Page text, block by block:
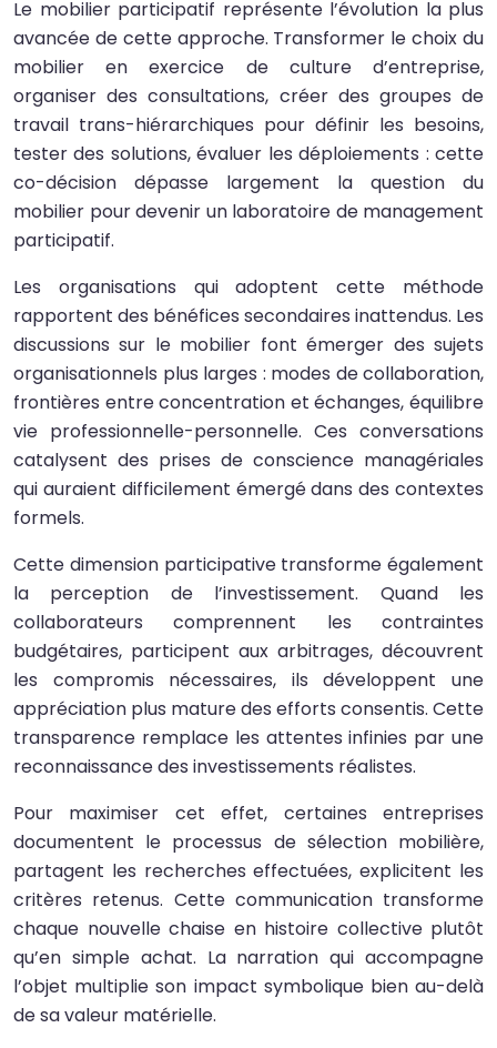
Le mobilier participatif représente l’évolution la plus
avancée de cette approche. Transformer le choix du
mobilier en exercice de culture d’entreprise,
organiser des consultations, créer des groupes de
travail trans-hiérarchiques pour définir les besoins,
tester des solutions, évaluer les déploiements : cette
co-décision dépasse largement la question du
mobilier pour devenir un laboratoire de management
participatif.
Les organisations qui adoptent cette méthode
rapportent des bénéfices secondaires inattendus. Les
discussions sur le mobilier font émerger des sujets
organisationnels plus larges : modes de collaboration,
frontières entre concentration et échanges, équilibre
vie professionnelle-personnelle. Ces conversations
catalysent des prises de conscience managériales
qui auraient difficilement émergé dans des contextes
formels.
Cette dimension participative transforme également
la perception de l’investissement. Quand les
collaborateurs comprennent les contraintes
budgétaires, participent aux arbitrages, découvrent
les compromis nécessaires, ils développent une
appréciation plus mature des efforts consentis. Cette
transparence remplace les attentes infinies par une
reconnaissance des investissements réalistes.
Pour maximiser cet effet, certaines entreprises
documentent le processus de sélection mobilière,
partagent les recherches effectuées, explicitent les
critères retenus. Cette communication transforme
chaque nouvelle chaise en histoire collective plutôt
qu’en simple achat. La narration qui accompagne
l’objet multiplie son impact symbolique bien au-delà
de sa valeur matérielle.